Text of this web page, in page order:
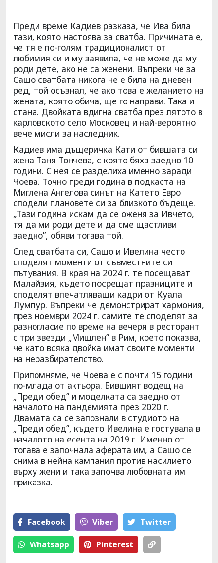
Преди време Кадиев разказа, че Ива била
тази, която настоява за сватба. Причината е,
че тя е по-голям традиционалист от
любимия си и му заявила, че не може да му
роди дете, ако не са женени. Въпреки че за
Сашо сватбата никога не е била на дневен
ред, той осъзнал, че ако това е желанието на
жената, която обича, ще го направи. Така и
стана. Двойката вдигна сватба през лятото в
карловското село Московец и най-вероятно
вече мисли за наследник.
Кадиев има дъщеричка Кати от бившата си
жена Таня Тончева, с която бяха заедно 10
години. С нея се разделиха именно заради
Чоева. Точно преди година в подкаста на
Миглена Ангелова синът на Катето Евро
сподели плановете си за близкото бъдеще.
„Тази година искам да се оженя за Ивчето,
тя да ми роди дете и да сме щастливи
заедно”, обяви тогава той.
След сватбата си, Сашо и Ивелина често
споделят моменти от съвместните си
пътувания. В края на 2024 г. те посещават
Малайзия, където посрещат празниците и
споделят впечатляващи кадри от Куала
Лумпур. Въпреки че демонстрират хармония,
през ноември 2024 г. самите те споделят за
разногласие по време на вечеря в ресторант
с три звезди „Мишлен” в Рим, което показва,
че като всяка двойка имат своите моменти
на неразбирателство.
Припомняме, че Чоева е с почти 15 години
по-млада от актьора. Бившият водещ на
„Преди обед” и моделката са заедно от
началото на пандемията през 2020 г.
Двамата са се запознали в студиото на
„Преди обед”, където Ивелина е гостувала в
началото на есента на 2019 г. Именно от
тогава е започнала аферата им, а Сашо се
снима в нейна кампания против насилието
върху жени и така започва любовната им
приказка.
Facebook Viber Тwitter
Whatsapp Pinterest